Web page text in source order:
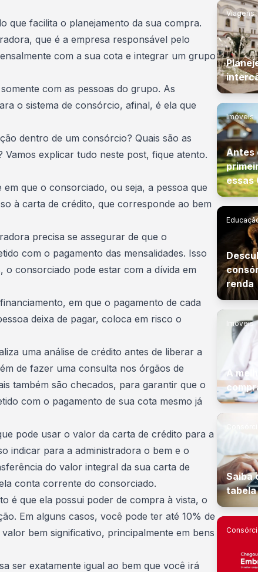
que facilita o planejamento da sua compra.
que é a empresa responsável pelo
com a sua cota e integrar um grupo
com as pessoas do grupo. As
o sistema de consórcio, afinal, é ela que
dentro de um consórcio? Quais são as
explicar tudo neste post, fique atento.
que o consorciado, ou seja, a pessoa que
à carta de crédito, que corresponde ao bem
precisa se assegurar de que o
com o pagamento das mensalidades. Isso
o consorciado pode estar com a dívida em
, em que o pagamento de cada
deixa de pagar, coloca em risco o
uma análise de crédito antes de liberar a
de fazer uma consulta nos órgãos de
também são checados, para garantir que o
com o pagamento de sua cota mesmo já
pode usar o valor da carta de crédito para a
indicar para a administradora o bem e o
do valor integral da sua carta de
conta corrente do consorciado.
é que ela possui poder de compra à vista, o
Em alguns casos, você pode ter até 10% de
bem significativo, principalmente em bens
ser exatamente igual ao bem que você irá
Viagens
Imóveis
Antes
essas
renda
Imóveis
A
Saiba